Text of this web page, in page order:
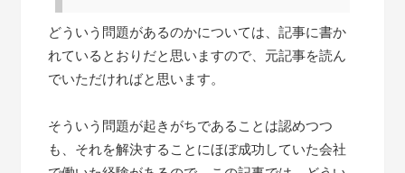
どういう問題があるのかについては、記事に書か
れているとおりだと思いますので、元記事を読ん
でいただければと思います。
そういう問題が起きがちであることは認めつつ
も、それを解決することにほぼ成功していた会社